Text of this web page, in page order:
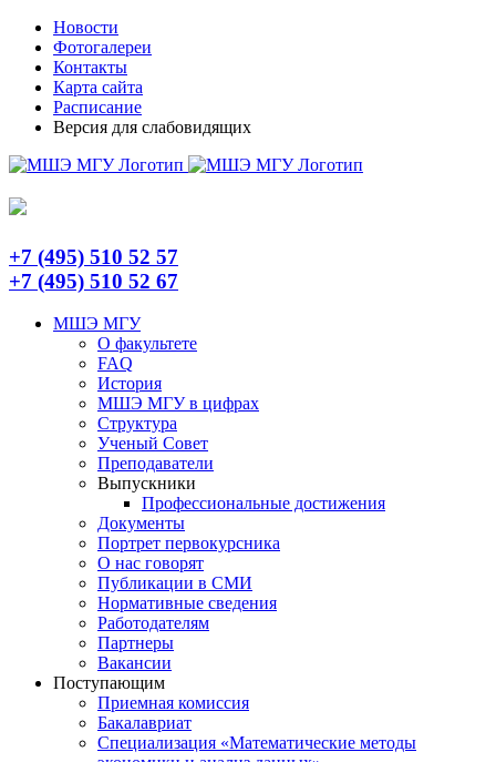
Skip
content
TelegramНовости
Фотогалереи
Контакты
Карта сайта
Расписание
Версия для слабовидящих
+7 (495) 510 52 57
+7 (495) 510 52 67
МШЭ МГУ
О факультете
FAQ
История
МШЭ МГУ в цифрах
Структура
Ученый Совет
Преподаватели
Выпускники
Профессиональные достижения
Документы
Портрет первокурсника
О нас говорят
Публикации в СМИ
Нормативные сведения
Работодателям
Партнеры
Вакансии
Поступающим
Приемная комиссия
Бакалавриат
Специализация «Математические методы